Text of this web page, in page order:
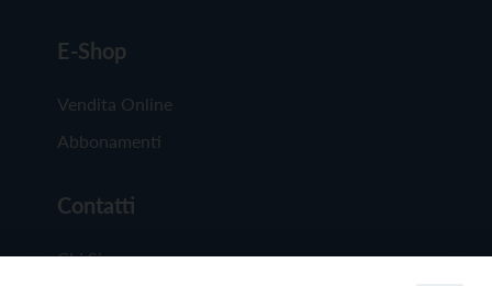
E-Shop
Vendita Online
Abbonamenti
Contatti
Chi Siamo